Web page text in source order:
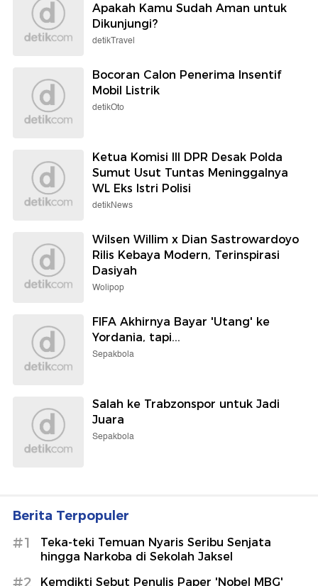
Apakah Kamu Sudah Aman untuk
Dikunjungi?
detikTravel
Bocoran Calon Penerima Insentif
Mobil Listrik
detikOto
Ketua Komisi III DPR Desak Polda
Sumut Usut Tuntas Meninggalnya
WL Eks Istri Polisi
detikNews
Wilsen Willim x Dian Sastrowardoyo
Rilis Kebaya Modern, Terinspirasi
Dasiyah
Wolipop
FIFA Akhirnya Bayar 'Utang' ke
Yordania, tapi...
Sepakbola
Salah ke Trabzonspor untuk Jadi
Juara
Sepakbola
Berita Terpopuler
#1
Teka-teki Temuan Nyaris Seribu Senjata
hingga Narkoba di Sekolah Jaksel
#2
Kemdikti Sebut Penulis Paper 'Nobel MBG'